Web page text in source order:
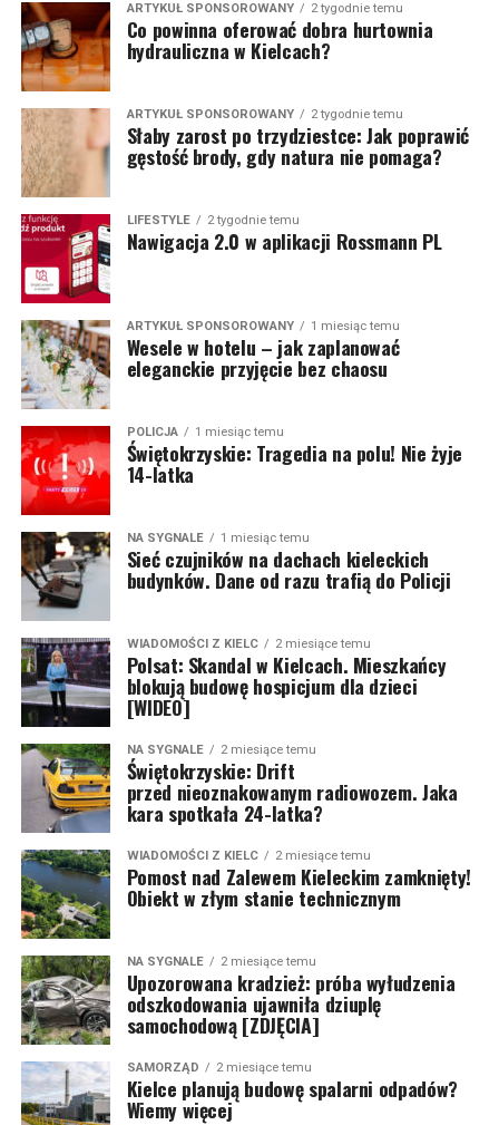
ARTYKUŁ SPONSOROWANY 2 tygodnie temu
Co powinna oferować dobra hurtownia
hydrauliczna w Kielcach?
ARTYKUŁ SPONSOROWANY 2 tygodnie temu
Słaby zarost po trzydziestce: Jak poprawić
gęstość brody, gdy natura nie pomaga?
LIFESTYLE 2 tygodnie temu
Nawigacja 2.0 w aplikacji Rossmann PL
ARTYKUŁ SPONSOROWANY 1 miesiąc temu
Wesele w hotelu – jak zaplanować
eleganckie przyjęcie bez chaosu
POLICJA 1 miesiąc temu
Świętokrzyskie: Tragedia na polu! Nie żyje
14-latka
NA SYGNALE 1 miesiąc temu
Sieć czujników na dachach kieleckich
budynków. Dane od razu trafią do Policji
WIADOMOŚCI Z KIELC 2 miesiące temu
Polsat: Skandal w Kielcach. Mieszkańcy
blokują budowę hospicjum dla dzieci
[WIDEO]
NA SYGNALE 2 miesiące temu
Świętokrzyskie: Drift
przed nieoznakowanym radiowozem. Jaka
kara spotkała 24-latka?
WIADOMOŚCI Z KIELC 2 miesiące temu
Pomost nad Zalewem Kieleckim zamknięty!
Obiekt w złym stanie technicznym
NA SYGNALE 2 miesiące temu
Upozorowana kradzież: próba wyłudzenia
odszkodowania ujawniła dziuplę
samochodową [ZDJĘCIA]
SAMORZĄD 2 miesiące temu
Kielce planują budowę spalarni odpadów?
Wiemy więcej